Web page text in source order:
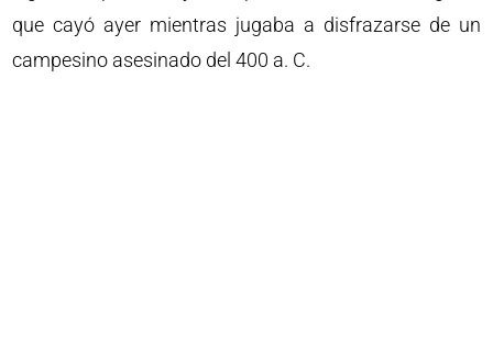
que cayó ayer mientras jugaba a disfrazarse de un
campesino asesinado del 400 a. C.